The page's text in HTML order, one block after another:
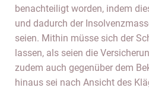
benachteiligt worden, indem
und dadurch der
seien. Mithin müsse sich der
lassen, als seien die
zudem auch gegenüber dem
hinaus sei nach Ansicht des